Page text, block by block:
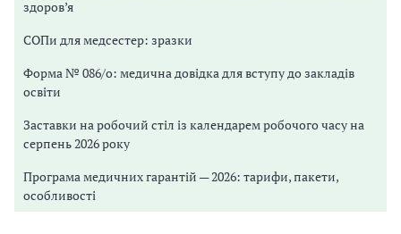
здоров’я
СОПи для медсестер: зразки
Форма № 086/о: медична довідка для вступу до закладів
освіти
Заставки на робочий стіл із календарем робочого часу на
серпень 2026 року
Програма медичних гарантій — 2026: тарифи, пакети,
особливості